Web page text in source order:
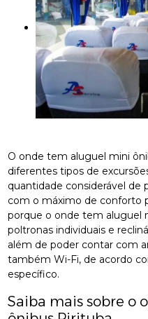
O onde tem aluguel mini
diferentes tipos de
quantidade considerável de
com o máximo de conforto
porque o onde tem aluguel
poltronas individuais e
além de poder contar com
também Wi-Fi, de acordo
específico.
Saiba mais sobre o